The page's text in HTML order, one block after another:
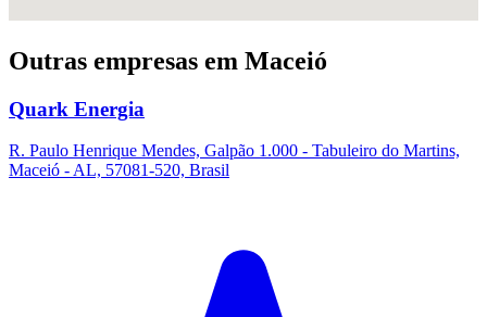
Outras empresas em Maceió
Quark Energia
R. Paulo Henrique Mendes, Galpão 1.000 - Tabuleiro do Martins,
Maceió - AL, 57081-520, Brasil